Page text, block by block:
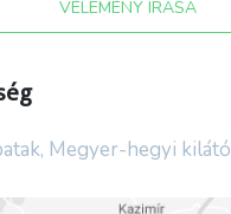
VÉLEMÉNY ÍRÁSA
Megyer-hegyi kilátó